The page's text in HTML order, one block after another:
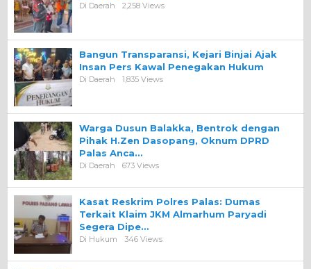
Di Daerah 2,258 Views
Bangun Transparansi, Kejari Binjai Ajak
Insan Pers Kawal Penegakan Hukum
Di Daerah 1,835 Views
Warga Dusun Balakka, Bentrok dengan
Pihak H.Zen Dasopang, Oknum DPRD
Palas Anca…
Di Daerah 673 Views
Kasat Reskrim Polres Palas: Dumas
Terkait Klaim JKM Almarhum Paryadi
Segera Dipe…
Di Hukum 346 Views